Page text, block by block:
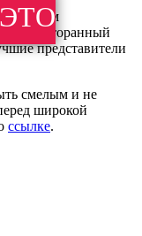
ресторанный
представители
смелым и не
широкой
ссылке.